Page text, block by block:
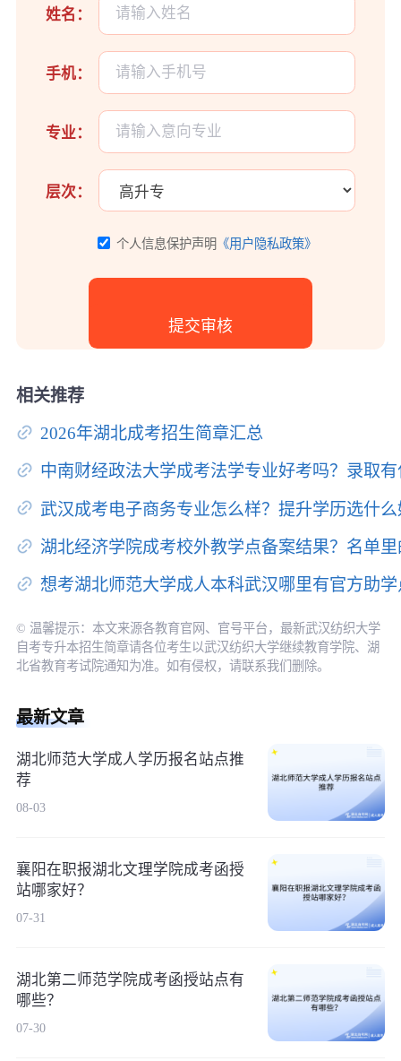
姓名：
手机：
专业：
层次：
个人信息保护声明 《用户隐私政策》
相关推荐
2026年湖北成考招生简章汇总
中南财经政法大学成考法学专业好考吗？录取
武汉成考电子商务专业怎么样？提升学历选什
湖北经济学院成考校外教学点备案结果？名单
想考湖北师范大学成人本科武汉哪里有官方助
© 温馨提示：本文来源各教育官网、官号平台，最新武汉纺织大学
自考专升本招生简章请各位考生以武汉纺织大学继续教育学院、湖
北省教育考试院通知为准。如有侵权，请联系我们删除。
最新文章
湖北师范大学成人学历报名站点推
荐
08-03
襄阳在职报湖北文理学院成考函授
站哪家好？
07-31
湖北第二师范学院成考函授站点有
哪些？
07-30